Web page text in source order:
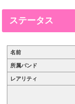
ステータス
名前
所属バンド
レアリティ